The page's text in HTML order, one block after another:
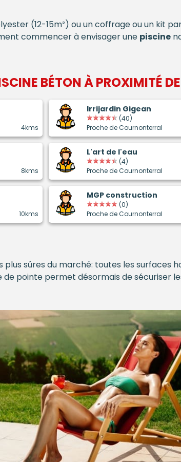
(12-15m²) ou un coffrage ou un kit
commencer à envisager une piscine
BÉTONÀ PROXIMITÉ
4kms
Irrijardin Gigean
(40)
Proche de Cournonterral
8kms
L'art de l'eau
(4)
Proche de Cournonterral
10kms
MGP construction
(0)
Proche de Cournonterral
plus sûres du marché: toutes les surfaces
pointe permet désormais de sécuriser